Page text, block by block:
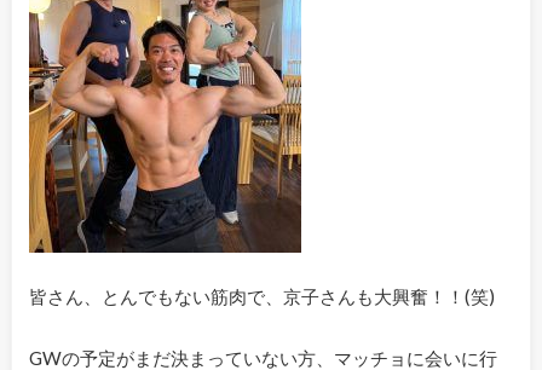
皆さん、とんでもない筋肉で、京子さんも大興奮！！(笑)
GWの予定がまだ決まっていない方、マッチョに会いに行